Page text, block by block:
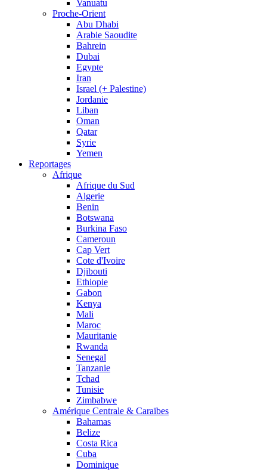
Vanuatu
Proche-Orient
Abu Dhabi
Arabie Saoudite
Bahrein
Dubai
Egypte
Iran
Israel (+ Palestine)
Jordanie
Liban
Oman
Qatar
Syrie
Yemen
Reportages
Afrique
Afrique du Sud
Algerie
Benin
Botswana
Burkina Faso
Cameroun
Cap Vert
Cote d'Ivoire
Djibouti
Ethiopie
Gabon
Kenya
Mali
Maroc
Mauritanie
Rwanda
Senegal
Tanzanie
Tchad
Tunisie
Zimbabwe
Amérique Centrale & Caraïbes
Bahamas
Belize
Costa Rica
Cuba
Dominique